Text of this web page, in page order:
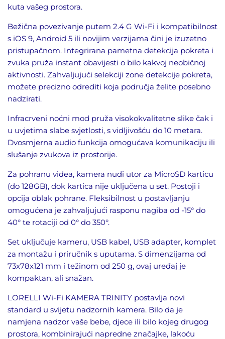
kuta vašeg prostora.
Bežična povezivanje putem 2.4 G Wi-Fi i kompatibilnost
s iOS 9, Android 5 ili novijim verzijama čini je izuzetno
pristupačnom. Integrirana pametna detekcija pokreta i
zvuka pruža instant obavijesti o bilo kakvoj neobičnoj
aktivnosti. Zahvaljujući selekciji zone detekcije pokreta,
možete precizno odrediti koja područja želite posebno
nadzirati.
Infracrveni noćni mod pruža visokokvalitetne slike čak i
u uvjetima slabe svjetlosti, s vidljivošću do 10 metara.
Dvosmjerna audio funkcija omogućava komunikaciju ili
slušanje zvukova iz prostorije.
Za pohranu videa, kamera nudi utor za MicroSD karticu
(do 128GB), dok kartica nije uključena u set. Postoji i
opcija oblak pohrane. Fleksibilnost u postavljanju
omogućena je zahvaljujući rasponu nagiba od -15° do
40° te rotaciji od 0° do 350°.
Set uključuje kameru, USB kabel, USB adapter, komplet
za montažu i priručnik s uputama. S dimenzijama od
73x78x121 mm i težinom od 250 g, ovaj uređaj je
kompaktan, ali snažan.
LORELLI Wi-Fi KAMERA TRINITY postavlja novi
standard u svijetu nadzornih kamera. Bilo da je
namjena nadzor vaše bebe, djece ili bilo kojeg drugog
prostora, kombinirajući napredne značajke, lakoću